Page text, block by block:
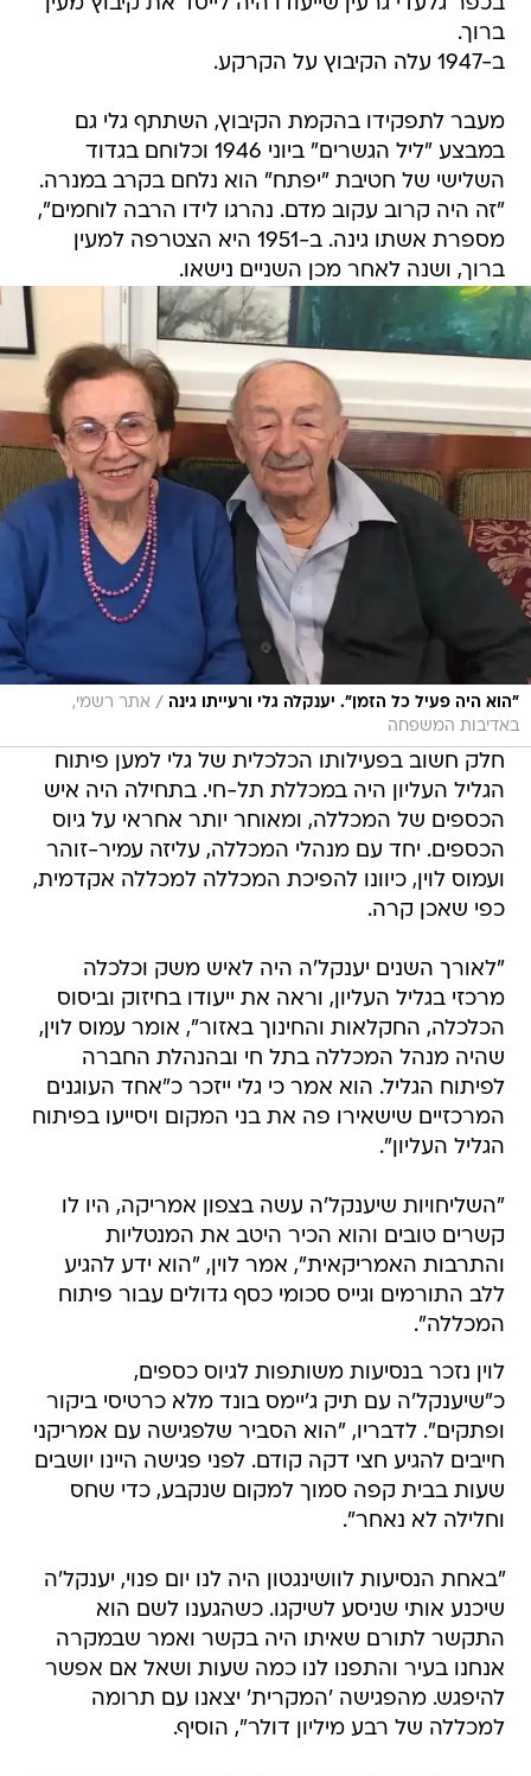
ברוך.
ב-1947 עלה הקיבוץ על הקרקע.
מעבר לתפקידו בהקמת הקיבוץ, השתתף גלי גם
במבצע "ליל הגשרים" ביוני 1946 וכלוחם בגדוד
השלישי של חטיבת "יפתח" הוא נלחם בקרב במנרה.
"זה היה קרוב עקוב מדם. נהרגו לידו הרבה לוחמים",
מספרת אשתו גינה. ב-1951 היא הצטרפה למעין
ברוך, ושנה לאחר מכן השניים נישאו.
"הוא היה פעיל כל הזמן". יענקלה גלי ורעייתו גינה / אתר רשמי,
באדיבות המשפחה
חלק חשוב בפעילותו הכלכלית של גלי למען פיתוח
הגליל העליון היה במכללת תל-חי. בתחילה היה איש
הכספים של המכללה, ומאוחר יותר אחראי על גיוס
הכספים. יחד עם מנהלי המכללה, עליזה עמיר-זוהר
ועמוס לוין, כיוונו להפיכת המכללה למכללה אקדמית,
כפי שאכן קרה.
"לאורך השנים יענקל'ה היה לאיש משק וכלכלה
מרכזי בגליל העליון, וראה את ייעודו בחיזוק וביסוס
הכלכלה, החקלאות והחינוך באזור", אומר עמוס לוין,
שהיה מנהל המכללה בתל חי ובהנהלת החברה
לפיתוח הגליל. הוא אמר כי גלי ייזכר כ"אחד העוגנים
המרכזיים שישאירו פה את בני המקום ויסייעו בפיתוח
הגליל העליון".
"השליחויות שיענקל'ה עשה בצפון אמריקה, היו לו
קשרים טובים והוא הכיר היטב את המנטליות
והתרבות האמריקאית", אמר לוין, "הוא ידע להגיע
ללב התורמים וגייס סכומי כסף גדולים עבור פיתוח
המכללה".
לוין נזכר בנסיעות משותפות לגיוס כספים,
כ"שיענקל'ה עם תיק ג'יימס בונד מלא כרטיסי ביקור
ופתקים". לדבריו, "הוא הסביר שלפגישה עם אמריקני
חייבים להגיע חצי דקה קודם. לפני פגישה היינו יושבים
שעות בבית קפה סמוך למקום שנקבע, כדי שחס
וחלילה לא נאחר".
"באחת הנסיעות לוושינגטון היה לנו יום פנוי, יענקל'ה
שיכנע אותי שניסע לשיקגו. כשהגענו לשם הוא
התקשר לתורם שאיתו היה בקשר ואמר שבמקרה
אנחנו בעיר והתפנו לנו כמה שעות ושאל אם אפשר
להיפגש. מהפגישה 'המקרית' יצאנו עם תרומה
למכללה של רבע מיליון דולר", הוסיף.